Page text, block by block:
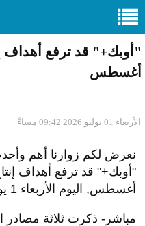
"أوبك+" قد ترفع أهداف
أغسطس
الأربعاء 01 يوليو 2026 09:42 مساءً
نعرض لكم زوارنا أهم
"أوبك+" قد ترفع أهداف
أغسطس, اليوم الأربعاء 1 يوليو 2026 09:42 مساءً
مباشر- ذكرت ثلاثة مصادر